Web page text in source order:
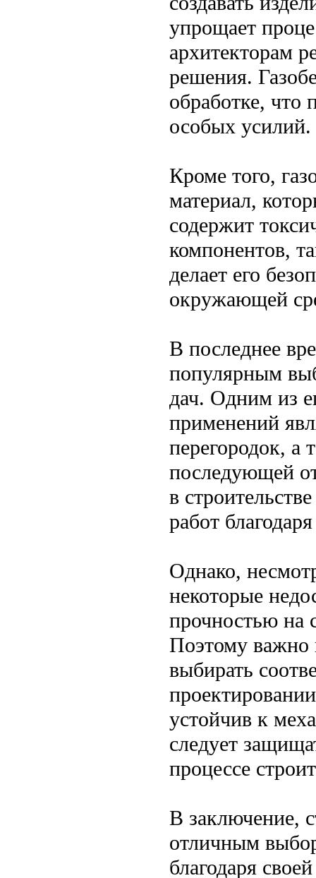
упрощает
архитекторам
решения.
обработке, что
особых усилий.
Кроме того,
материал,
содержит
компонентов,
делает его
окружающей
В последнее
популярным
дач. Одним из
применений
перегородок, а
последующей
в
работ
Однако,
некоторые
прочностью на
Поэтому важно
выбирать
устойчив к
следует
процессе
В заключение,
отличным
благодаря